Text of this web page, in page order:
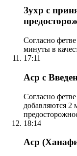
Зухр с
Согласно
минуты в
17:11
Аср с
Согласно
добавляются 2
18:14
Аср